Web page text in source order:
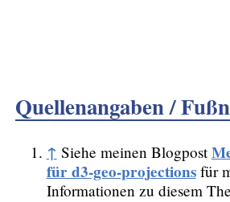
Quellenangaben /
↑ Siehe meinen Blogpost
für d3-geo-projectionsfür
Informationen zu diesem